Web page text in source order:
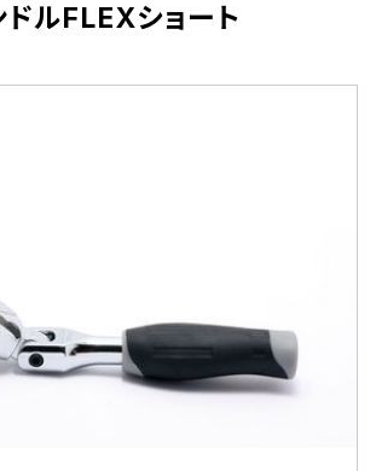
ドルFLEXショート